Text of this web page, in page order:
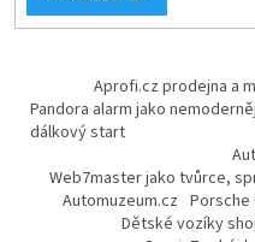
Aprofi.cz prodejna a
Pandora alarm jako
dálkový start
Web7master jako tvůrce,
Automuzeum.cz Porsche
Dětské vozíky